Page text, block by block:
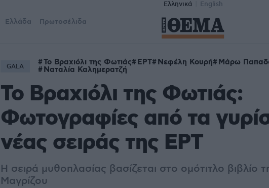
Ελληνικά English
Ελλάδα Πρωτοσέλιδα
GALA Το Βραχιόλι της Φωτιάς ΕΡΤ Νεφέλη Κουρή Μάρω
Ναταλία Καλημερατζή
Το Βραχιόλι της Φωτιάς:
Φωτογραφίες από τα
νέας σειράς της ΕΡΤ
Η σειρά μυθοπλασίας βασίζεται στο ομότιτλο βιβλίο
Μαγρίζου